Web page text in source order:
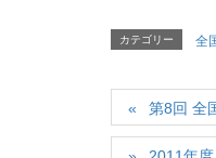
カテゴリー 全
第8回 全